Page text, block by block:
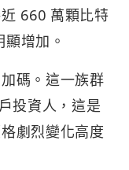
660 萬顆比特
增加。
碼。這一族群
投資人，這是
劇烈變化高度